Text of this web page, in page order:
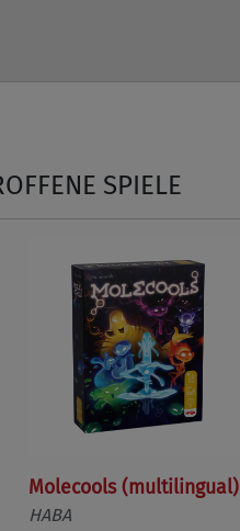
SPIELE
Molecools (multilingual)
HABA